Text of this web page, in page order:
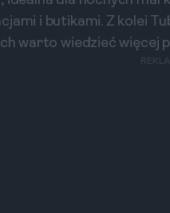
i butikami. Z kolei
warto wiedzieć więcej